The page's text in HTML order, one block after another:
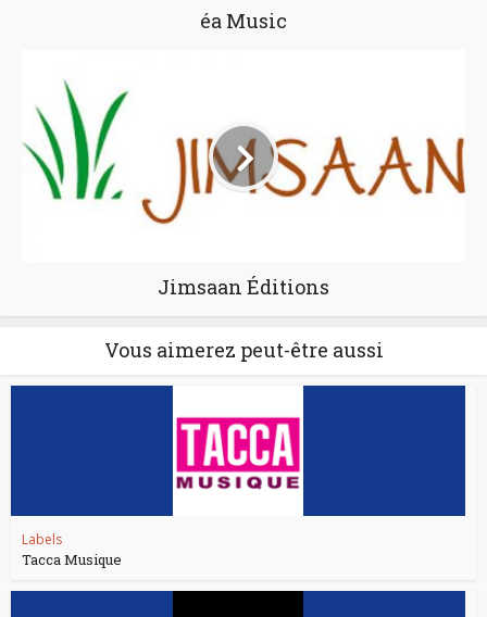
éa Music
Jimsaan Éditions
Vous aimerez peut-être aussi
Labels
Tacca Musique